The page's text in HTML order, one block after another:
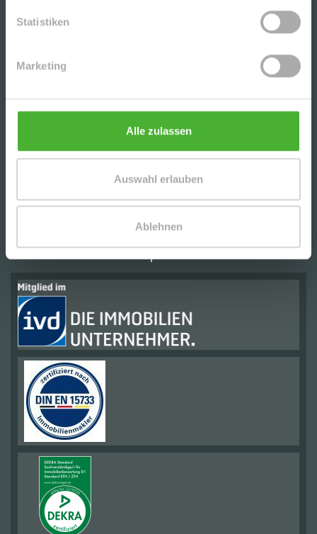
Statistiken
Marketing
Alle zulassen
Auswahl erlauben
Ablehnen
+++GEMÜTLICHE, HELLE 2-RWG MIT BALKON u.
CHARMANTE DG-2-RWG M. TERRASSE, AR U. TG
IN BELIEBTER LAGE V. LPZ.-LAUSEN - NAHE D.
U. EBK (WG-GEEIGNET) IN DER BELIEBTEN
UNSERE PARTNER | AUSZEICHNUNGEN